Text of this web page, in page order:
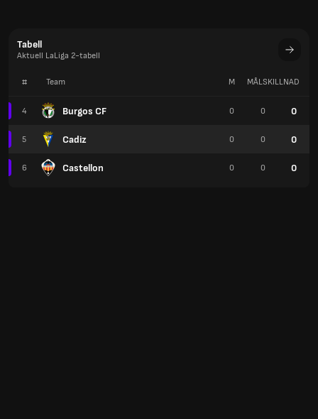
Tabell
Aktuell LaLiga 2-tabell
# Team
4 Burgos CF
5 Cadiz
6 Castellon
M MÅLSKILLNAD
0 0 0
0 0 0
0 0 0